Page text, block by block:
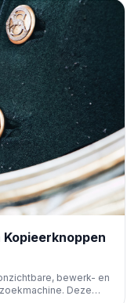
Kopieerknoppen
bewerk- en
Deze